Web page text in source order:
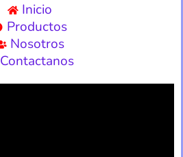
Inicio
Productos
Nosotros
Contactanos